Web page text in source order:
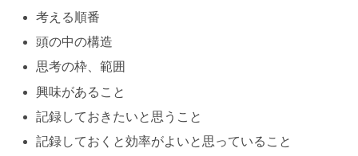
考える順番
頭の中の構造
思考の枠、範囲
興味があること
記録しておきたいと思うこと
記録しておくと効率がよいと思っていること